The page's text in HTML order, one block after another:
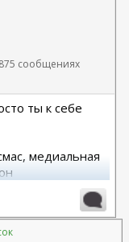
сообщениях
ты к себе
медиальная
А.Г., Клиника СЛ